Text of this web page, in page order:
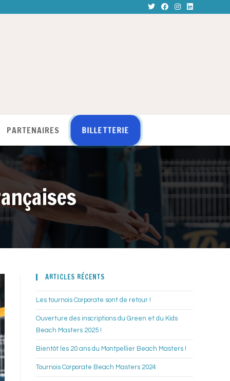
PARTENAIRES BILLETTERIE
ARTICLES RÉCENTS
Les tournois Corporate sont de retour !
Ouverture des inscriptions du Green et du Kids
Beach Masters 2025 !
Bientôt les 20 ans du Montpellier Beach Masters !
Tournois Corporate Beach Masters 2024